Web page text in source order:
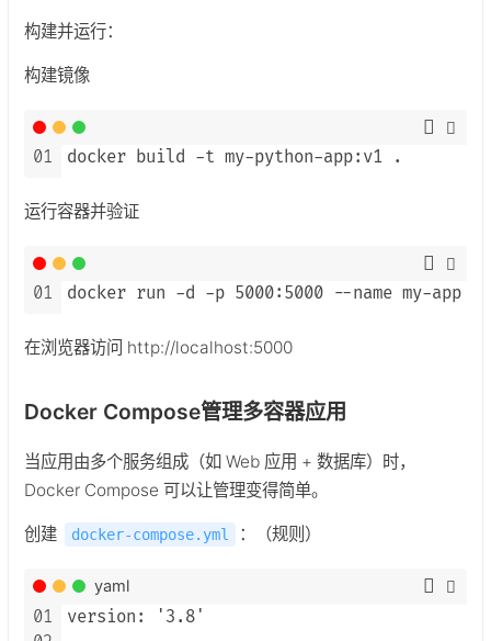
构建并运行：
构建镜像
01 docker build -t my-python-app:v1 .
运行容器并验证
01 docker run -d -p 5000:5000 --name my-app
在浏览器访问 http://localhost:5000
Docker Compose管理多容器应用
当应用由多个服务组成（如 Web 应用 + 数据库）时，
Docker Compose 可以让管理变得简单。
创建 docker-compose.yml ：（规则）
yaml
01
version: '3.8'